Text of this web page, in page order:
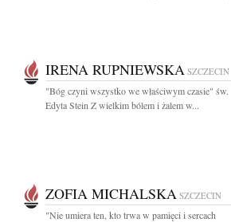
IRENA RUPNIEWSKA SZCZECIN
"Bóg czyni wszystko we właściwym czasie" św.
Edyta Stein Z wielkim bólem i żalem w...
ZOFIA MICHALSKA SZCZECIN
"Nie umiera ten, kto trwa w pamięci i sercach